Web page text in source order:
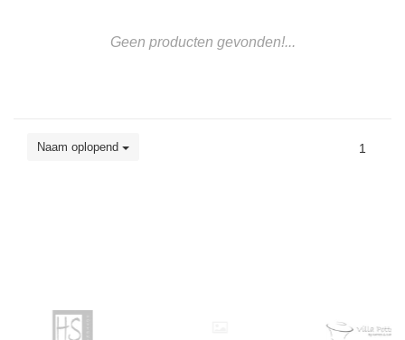
Geen producten gevonden!...
Naam oplopend 1